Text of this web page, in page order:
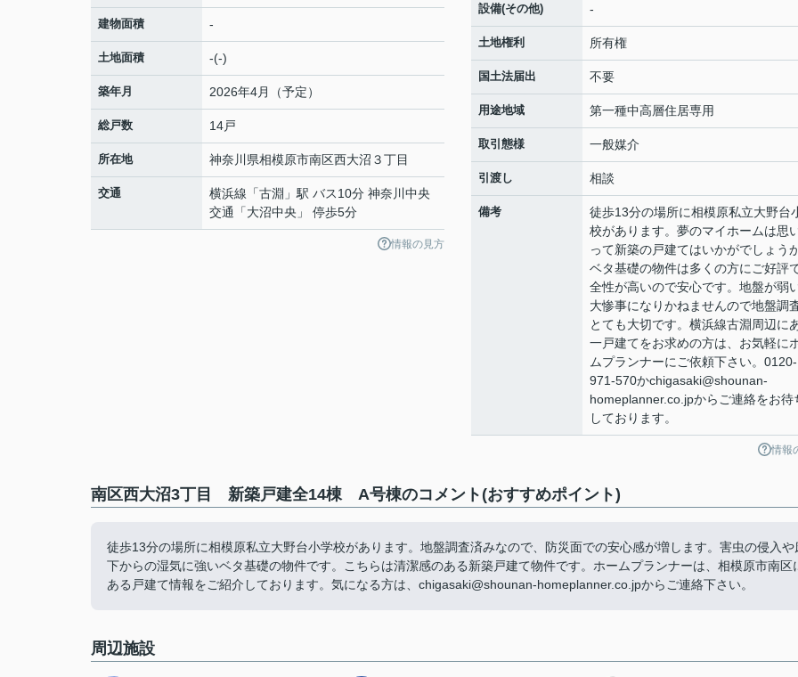
建物面積 -
土地面積 -(-)
築年月 2026年4月（予定）
総戸数 14戸
所在地 神奈川県相模原市南区西大沼 ３丁目
交通 横浜線 「古淵 」駅 バス10分 神奈川中央
交通「大沼中央」 停歩5分
情報の見方
設備(その他) -
土地権利 所有権
国土法届出 不要
用途地域 第一種中高層住居専用
取引態様 一般媒介
引渡し 相談
備考
徒歩13分の場所に相模原私立大野台
校があります。夢のマイホームは思
って新築の戸建てはいかがでしょうか
ベタ基礎の物件は多くの方にご好評
全性が高いので安心です。地盤が弱
大惨事になりかねませんので地盤調
とても大切です。横浜線古淵周辺に
一戸建てをお求めの方は、お気軽に
ムプランナーにご依頼下さい。0120-
971-570かchigasaki@shounan-
homeplanner.co.jpからご連絡をお待
しております。
情報
南区西大沼3丁目 新築戸建全14棟 A号棟のコメント(おすすめポイント)
徒歩13分の場所に相模原私立大野台小学校があります。地盤調査済みなので、防災面での安心感が増します。害虫の侵入や
下からの湿気に強いベタ基礎の物件です。こちらは清潔感のある新築戸建て物件です。ホームプランナーは、相模原市南区
ある戸建て情報をご紹介しております。気になる方は、chigasaki@shounan-homeplanner.co.jpからご連絡下さい。
周辺施設